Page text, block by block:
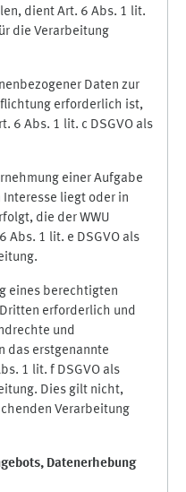
dient Art. 6 Abs. 1 lit.
die Verarbeitung
Daten zur
erforderlich ist,
6 Abs. 1 lit. c DSGVO als
einer Aufgabe
liegt oder in
die der WWU
Abs. 1 lit. e DSGVO als
eines berechtigten
erforderlich und
und
das erstgenannte
1 lit. f DSGVO als
Dies gilt nicht,
Verarbeitung
Datenerhebung